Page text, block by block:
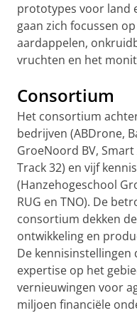
prototypes voor land
gaan zich focussen
aardappelen,
vruchten en het
Consortium
Het consortium
bedrijven (ABDrone,
GroeNoord BV,
Track 32) en vijf
(Hanzehogeschool
RUG en TNO). De
consortium dekken
ontwikkeling en
De kennisinstellingen
expertise op het
vernieuwingen voor
miljoen financiële